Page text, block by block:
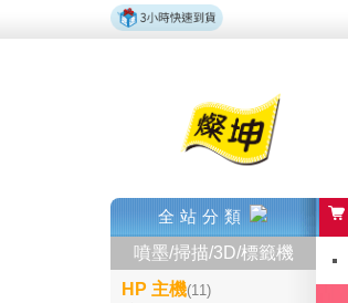
全站分類
噴墨/掃描/3D/標籤機
HP 主機(11)